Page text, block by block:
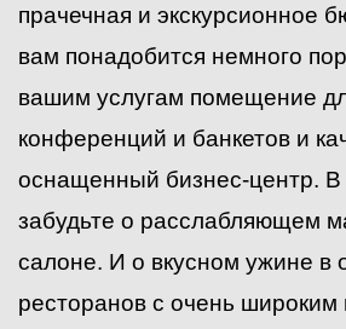
прачечная и экскурсионное
вам понадобится немного
вашим услугам помещение
конференций и банкетов и
оснащенный бизнес-центр. В
забудьте о расслабляющем
салоне. И о вкусном ужине в
ресторанов с очень